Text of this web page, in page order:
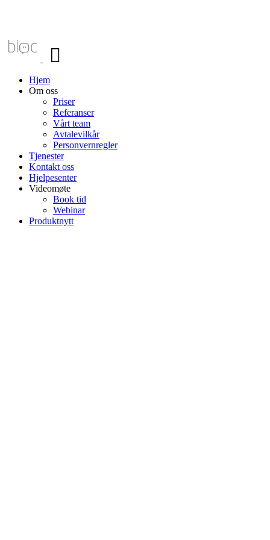
navigasjon
Hjem
Om oss
Priser
Referanser
Vårt team
Avtalevilkår
Personvernregler
Tjenester
Kontakt oss
Hjelpesenter
Videomøte
Book tid
Webinar
Produktnytt